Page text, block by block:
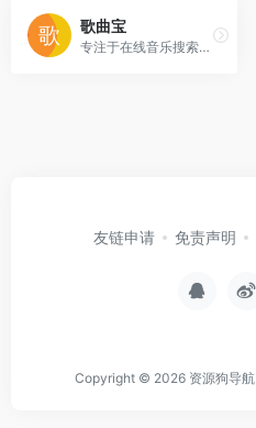
歌曲宝
专注于在线音乐搜索与下载的免费平台。
友链申请 免责声明
Copyright © 2026 资源狗导航